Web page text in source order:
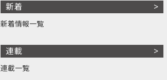
新着
新着情報一覧
連載
連載一覧